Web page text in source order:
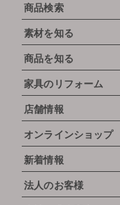
商品検索
素材を知る
商品を知る
家具のリフォーム
店舗情報
オンラインショップ
新着情報
法人のお客様